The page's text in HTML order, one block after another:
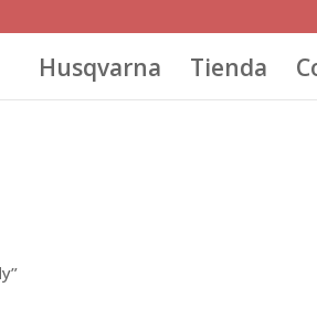
Husqvarna Tienda